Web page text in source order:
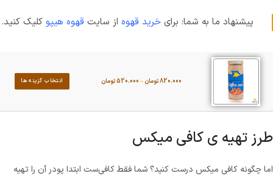
پیشنهاد ما به شما: برای خرید قهوه از سایت قهوه هیپو کلیک کنید.
820.000تومان –
520.000تومان انتخاب گزینه ها
طرز تهیه ی کافی میکس
اما چگونه کافی میکس درست کنید؟ شما فقط کافی‌ست ابتدا پودر آن را تهیه